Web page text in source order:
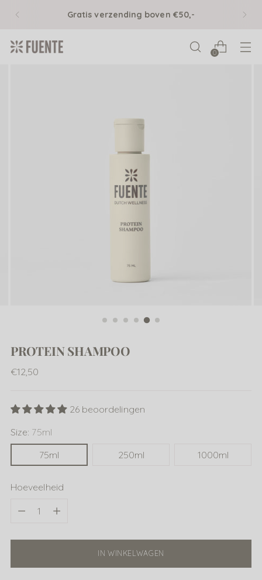
Gratis verzending boven €50,-
0
PROTEIN SHAMPOO
Normale
€12,50
26 beoordelingen
Size: 75ml
75ml
250ml 1000ml
Hoeveelheid
Hoeveelheid
IN WINKELWAGEN